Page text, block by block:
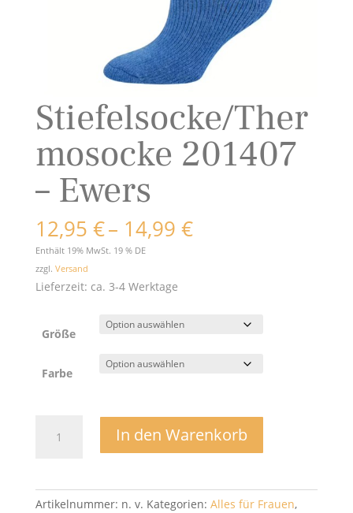
Stiefelsocke/Ther
mosocke 201407
– Ewers
12,95 €– 14,99 €Preisspanne:
12,95 €
Enthält 19% MwSt. 19 % DE
zzgl. Versand
Lieferzeit: ca. 3-4 Werktage
Größe
Farbe
201407
In den Warenkorb
Artikelnummer: n. v. Kategorien: Alles für Frauen,